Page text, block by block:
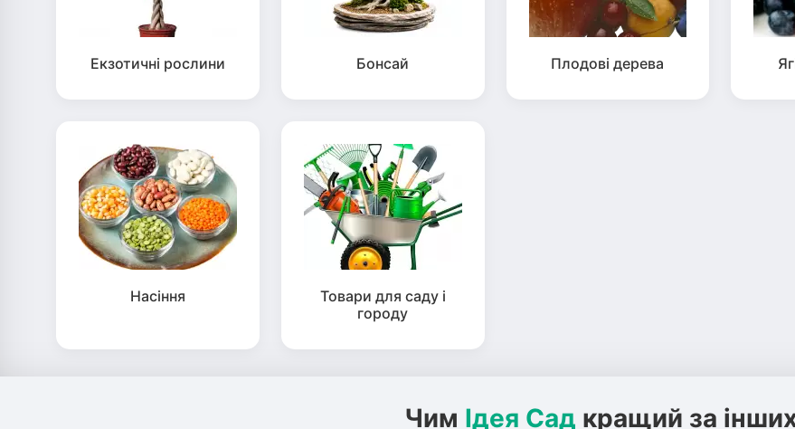
Екзотичні рослини Бонсай Плодові дерева
Насіння
Товари для саду і
городу
Чим Ідея Сад кращий за